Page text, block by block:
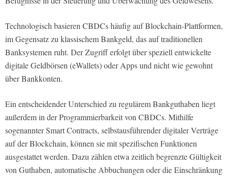
Technologisch basieren CBDCs häufig auf Blockchain-Plattformen,
im Gegensatz zu klassischem Bankgeld, das auf traditionellen
Banksystemen ruht. Der Zugriff erfolgt über speziell entwickelte
digitale Geldbörsen (eWallets) oder Apps und nicht wie gewohnt
über Bankkonten.
Ein entscheidender Unterschied zu regulärem Bankguthaben liegt
außerdem in der Programmierbarkeit von CBDCs. Mithilfe
sogenannter Smart Contracts, selbstausführender digitaler Verträge
auf der Blockchain, können sie mit spezifischen Funktionen
ausgestattet werden. Dazu zählen etwa zeitlich begrenzte Gültigkeit
von Guthaben, automatische Abbuchungen oder die Einschränkung